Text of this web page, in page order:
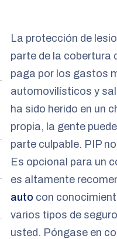
La protección de
parte de la cobertura
paga por los gastos
automovilísticos y
ha sido herido en un
propia, la gente
parte culpable. PIP
Es opcional para un
es altamente
auto con
varios tipos de
usted. Póngase en